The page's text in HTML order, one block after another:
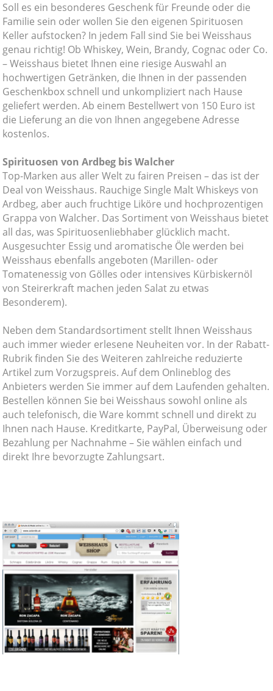
Soll es ein besonderes Geschenk für Freunde oder die
Familie sein oder wollen Sie den eigenen Spirituosen
Keller aufstocken? In jedem Fall sind Sie bei Weisshaus
genau richtig! Ob Whiskey, Wein, Brandy, Cognac oder Co.
– Weisshaus bietet Ihnen eine riesige Auswahl an
hochwertigen Getränken, die Ihnen in der passenden
Geschenkbox schnell und unkompliziert nach Hause
geliefert werden. Ab einem Bestellwert von 150 Euro ist
die Lieferung an die von Ihnen angegebene Adresse
kostenlos.
Spirituosen von Ardbeg bis Walcher
Top-Marken aus aller Welt zu fairen Preisen – das ist der
Deal von Weisshaus. Rauchige Single Malt Whiskeys von
Ardbeg, aber auch fruchtige Liköre und hochprozentigen
Grappa von Walcher. Das Sortiment von Weisshaus bietet
all das, was Spirituosenliebhaber glücklich macht.
Ausgesuchter Essig und aromatische Öle werden bei
Weisshaus ebenfalls angeboten (Marillen- oder
Tomatenessig von Gölles oder intensives Kürbiskernöl
von Steirerkraft machen jeden Salat zu etwas
Besonderem).
Neben dem Standardsortiment stellt Ihnen Weisshaus
auch immer wieder erlesene Neuheiten vor. In der Rabatt-
Rubrik finden Sie des Weiteren zahlreiche reduzierte
Artikel zum Vorzugspreis. Auf dem Onlineblog des
Anbieters werden Sie immer auf dem Laufenden gehalten.
Bestellen können Sie bei Weisshaus sowohl online als
auch telefonisch, die Ware kommt schnell und direkt zu
Ihnen nach Hause. Kreditkarte, PayPal, Überweisung oder
Bezahlung per Nachnahme – Sie wählen einfach und
direkt Ihre bevorzugte Zahlungsart.